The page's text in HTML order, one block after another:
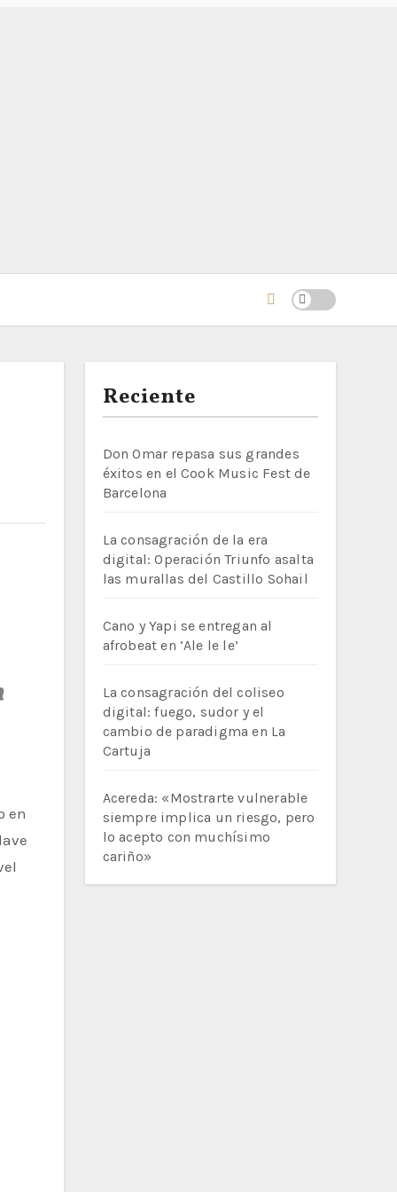
en
Reciente
Don Omar repasa sus grandes
éxitos en el Cook Music Fest de
Barcelona
La consagración de la era
digital: Operación Triunfo asalta
las murallas del Castillo Sohail
Cano y Yapi se entregan al
afrobeat en ‘Ale le le’
La consagración del coliseo
digital: fuego, sudor y el
cambio de paradigma en La
Cartuja
Acereda: «Mostrarte vulnerable
siempre implica un riesgo, pero
lo acepto con muchísimo
cariño»